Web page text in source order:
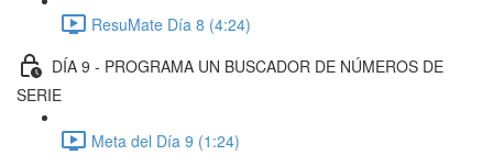
ResuMate Día 8 (4:24)
DÍA 9 - PROGRAMA UN BUSCADOR DE NÚMEROS DE
SERIE
Meta del Día 9 (1:24)